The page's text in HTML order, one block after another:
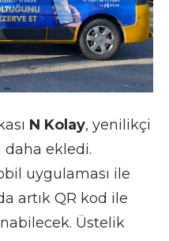
N Kolay, yenilikçi
ekledi.
uygulaması ile
artık QR kod ile
Üstelik